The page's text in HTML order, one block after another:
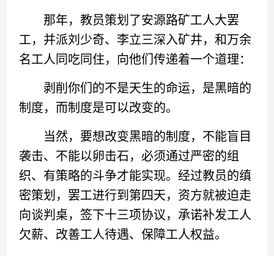
那年，教员策划了安源路矿工人大罢
工，并派刘少奇、李立三深入矿井，和万余
名工人同吃同住，向他们传递着一个道理：
剥削你们的不是天生的命运，是黑暗的
制度，而制度是可以改变的。
当然，要想改变黑暗的制度，不能盲目
袭击、不能以卵击石，必须通过严密的组
织、有策略的斗争才能实现。经过教员的缜
密策划，罢工进行到第四天，资方就被迫走
向谈判桌，签下十三项协议，承诺补发工人
欠薪、改善工人待遇、保障工人权益。